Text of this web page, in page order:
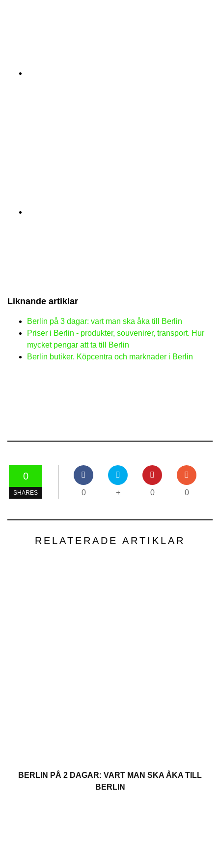
Liknande artiklar
Berlin på 3 dagar: vart man ska åka till Berlin
Priser i Berlin - produkter, souvenirer, transport. Hur
mycket pengar att ta till Berlin
Berlin butiker. Köpcentra och marknader i Berlin
0
SHARES 0 + 0 0
RELATERADE ARTIKLAR
BERLIN PÅ 2 DAGAR: VART MAN SKA ÅKA TILL
BERLIN